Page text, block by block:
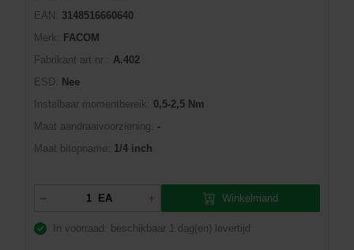
EAN:
3148516660640
Merk:
FACOM
Fabrikant art.nr::
A.402
ESD:
Nee
Instelbaar momentbereik:
0,5-2,5 Nm
Maat aandraaivoorziening:
-
Maat bitopname:
1/4 inch
EA Winkelmand
In voorraad: beschikbaar 1 dag(en) levertijd